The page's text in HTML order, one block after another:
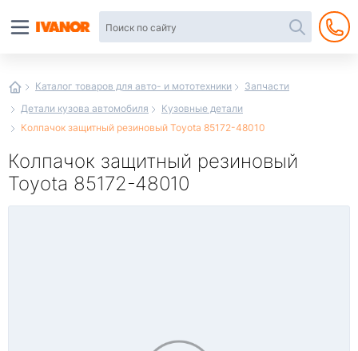
Каталог товаров для авто- и мототехники
Запчасти
Детали кузова автомобиля
Кузовные детали
Колпачок защитный резиновый Toyota 85172-48010
Колпачок защитный резиновый
Toyota 85172-48010
интернет-